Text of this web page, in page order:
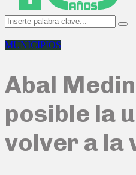
Search
for:
MUNICIPIOS
Abal
posible la
volver a la